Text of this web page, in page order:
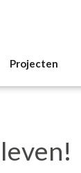
Projecten